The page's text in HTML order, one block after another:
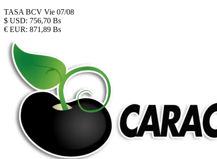
TASA BCV Vie 07/08
$ USD: 756,70 Bs
€ EUR: 871,89 Bs